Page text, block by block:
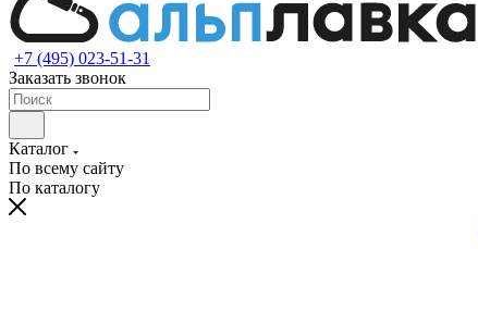
+7 (495) 023-51-31
Заказать звонок
Каталог
По всему сайту
По каталогу